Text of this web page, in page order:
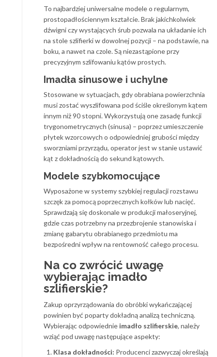
To najbardziej uniwersalne modele o regularnym,
prostopadłościennym kształcie. Brak jakichkolwiek
dźwigni czy wystających śrub pozwala na układanie ich
na stole szlifierki w dowolnej pozycji – na podstawie, na
boku, a nawet na czole. Są niezastąpione przy
precyzyjnym szlifowaniu kątów prostych.
Imadła sinusowe i uchylne
Stosowane w sytuacjach, gdy obrabiana powierzchnia
musi zostać wyszlifowana pod ściśle określonym kątem
innym niż 90 stopni. Wykorzystują one zasadę funkcji
trygonometrycznych (sinusa) – poprzez umieszczenie
płytek wzorcowych o odpowiedniej grubości między
sworzniami przyrządu, operator jest w stanie ustawić
kąt z dokładnością do sekund kątowych.
Modele szybkomocujące
Wyposażone w systemy szybkiej regulacji rozstawu
szczęk za pomocą poprzecznych kołków lub nacięć.
Sprawdzają się doskonale w produkcji małoseryjnej,
gdzie czas potrzebny na przezbrojenie stanowiska i
zmianę gabarytu obrabianego przedmiotu ma
bezpośredni wpływ na rentowność całego procesu.
Na co zwrócić uwagę
wybierając imadło
szlifierskie?
Zakup oprzyrządowania do obróbki wykańczającej
powinien być poparty dokładną analizą techniczną.
Wybierając odpowiednie imadło szlifierskie, należy
wziąć pod uwagę następujące aspekty:
Klasa dokładności: Producenci zazwyczaj określają